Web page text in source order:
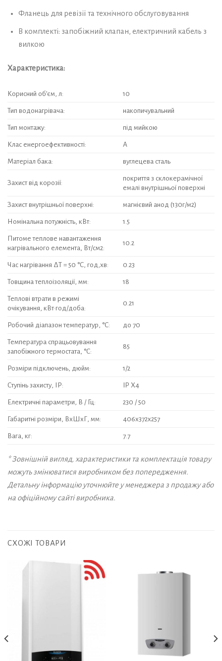
Фланець для ревізії та технічного обслуговування
В комплекті: запобіжний клапан, електричний кабель з
вилкою
Характеристика:
Корисний об’єм, л: 10
Тип водонагрівача: накопичувальний
Тип монтажу: під мийкою
Клас енергоефективності: А
Матеріал бака: вуглецева сталь
Захист від корозії:
покриття з склокерамічної
емалі внутрішньої поверхні
Захист внутрішньої поверхні: магнієвий анод (130г/м2)
Номінальна потужність, кВт: 1.5
Питоме теплове навантаження
нагрівального елемента, Вт/см2:
10.2
Час нагрівання ΔТ = 50 °C, год,хв: 0.23
Товщина теплоізоляції, мм: 18
Теплові втрати в режимі
очікування, кВт·год/доба:
0.21
Робочий діапазон температур, °C: до 70
Температура спрацьовування
запобіжного термостата, °C:
85
Розміри підключень, дюйм: 1/2
Ступінь захисту, ІР: IP X4
Електричні параметри, В / Гц: 230 / 50
Габаритні розміри, ВхШхГ, мм: 406x372x257
Вага, кг: 7.7
* Зовнішній вигляд, характеристики та комплектація товару
можуть змінюватися виробником без попередження.
Детальну інформацію уточнюйте у менеджера з продажу або
на офіційному сайті виробника.
СХОЖІ ТОВАРИ